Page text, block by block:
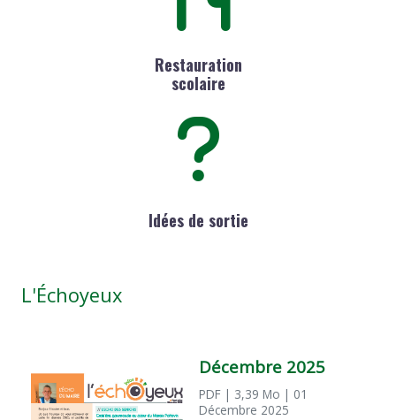
Restauration
scolaire
Idées de sortie
L'Échoyeux
Décembre 2025
PDF | 3,39 Mo | 01
Décembre 2025